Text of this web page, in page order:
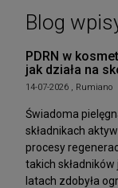
Blog
PDRN w
jak działa na
14-07-2026 , Rumiano
Świadoma
składnikach
procesy
takich
latach zdobyła